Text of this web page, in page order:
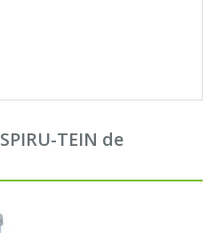
SPIRU-TEIN de